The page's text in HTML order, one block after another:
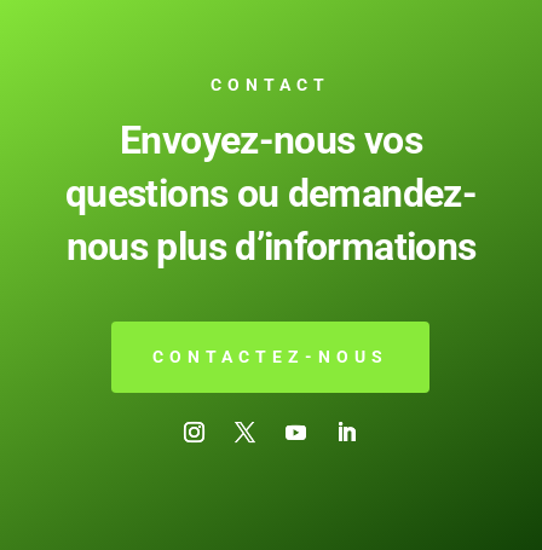
CONTACT
Envoyez-nous vos
questions ou demandez-
nous plus d’informations
CONTACTEZ-NOUS